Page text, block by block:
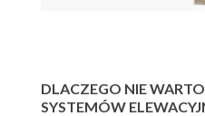
DLACZEGO NIE
SYSTEMÓW